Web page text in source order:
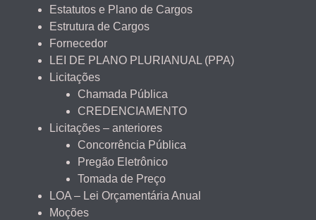
Estatutos e Plano de Cargos
Estrutura de Cargos
Fornecedor
LEI DE PLANO PLURIANUAL (PPA)
Licitações
Chamada Pública
CREDENCIAMENTO
Licitações – anteriores
Concorrência Pública
Pregão Eletrônico
Tomada de Preço
LOA – Lei Orçamentária Anual
Moções